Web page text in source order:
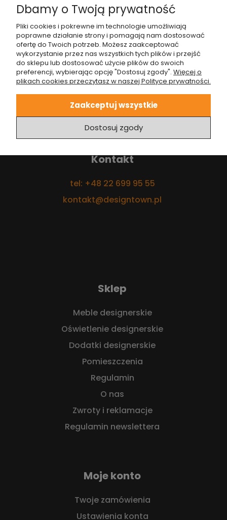
niedoskonałego piękna
Style wnętrzarskie Styl japoński
Kontakt
tel: +48 22 699 95 55
kontakt@designtown.pl
Sklep
Meble designerskie
Oświetlenie designerskie
Dodatki designerskie
Pomieszczenia
Regulamin
O nas
Zwroty i reklamacje
Regulamin newslettera
Moje konto
Twoje zamówienia
Ustawienia konta
Dbamy o Twoją prywatność
Pliki cookies i pokrewne im technologie umożliwiają
poprawne działanie strony i pomagają nam dostosować
ofertę do Twoich potrzeb. Możesz zaakceptować
wykorzystanie przez nas wszystkich tych plików i przejść
do sklepu lub dostosować użycie plików do swoich
preferencji, wybierając opcję "Dostosuj zgody". Więcej o
plikach cookies przeczytasz w naszej Polityce prywatności.
Dostosuj zgody
Zaakceptuj wszystkie